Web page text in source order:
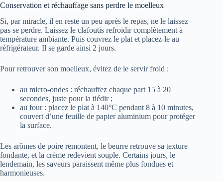
Conservation et réchauffage sans perdre le moelleux
Si, par miracle, il en reste un peu après le repas, ne le laissez
pas se perdre. Laissez le clafoutis refroidir complètement à
température ambiante. Puis couvrez le plat et placez-le au
réfrigérateur. Il se garde ainsi 2 jours.
Pour retrouver son moelleux, évitez de le servir froid :
au micro-ondes : réchauffez chaque part 15 à 20
secondes, juste pour la tiédir ;
au four : placez le plat à 140°C pendant 8 à 10 minutes,
couvert d’une feuille de papier aluminium pour protéger
la surface.
Les arômes de poire remontent, le beurre retrouve sa texture
fondante, et la crème redevient souple. Certains jours, le
lendemain, les saveurs paraissent même plus fondues et
harmonieuses.